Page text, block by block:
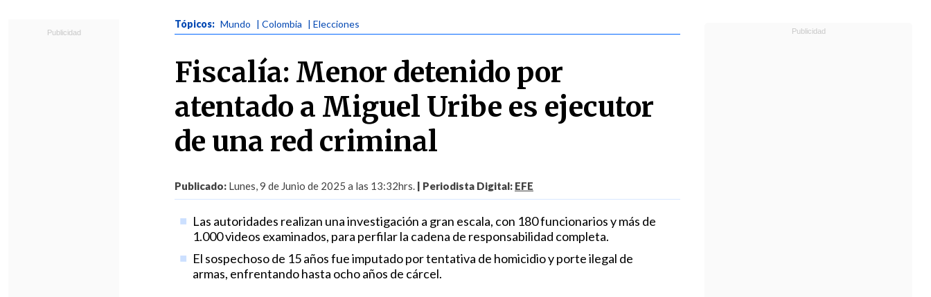
Tópicos: Mundo | Colombia | Elecciones
Fiscalía: Menor detenido por
atentado a Miguel Uribe es ejecutor
de una red criminal
Publicado: Lunes, 9 de Junio de 2025 a las 13:32hrs. | Periodista Digital: EFE
Las autoridades realizan una investigación a gran escala, con 180 funcionarios y más de
1.000 videos examinados, para perfilar la cadena de responsabilidad completa.
El sospechoso de 15 años fue imputado por tentativa de homicidio y porte ilegal de
armas, enfrentando hasta ocho años de cárcel.